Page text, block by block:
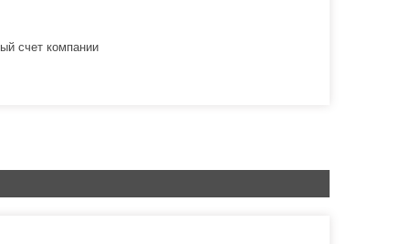
счет компании